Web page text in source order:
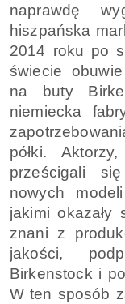
naprawdę
hiszpańska
2014 roku po
świecie
na buty
niemiecka
półki.
prześcigali
nowych
jakimi okazały
znani z
jakości,
Birkenstock i
W ten sposób